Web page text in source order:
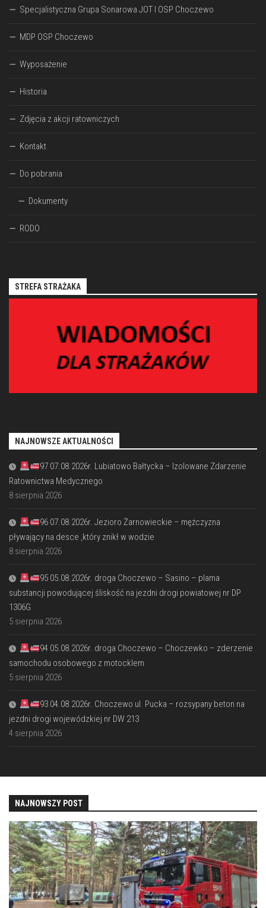
Specjalistyczna Grupa Sonarowa JOT I OSP Choczewo
MDP OSP Choczewo
Wyposażenie
Historia
Zdjęcia z akcji ratowniczych
Kontakt
Do pobrania
Dokumenty
RODO
STREFA STRAŻAKA
NAJNOWSZE AKTUALNOŚCI
97 07.08.2026r. Lubiatowo Bałtycka – Izolowane Zdarzenie
Ratownictwa Medycznego
8 sierpnia 2026
96 07.08.2026r. Jezioro Żarnowieckie – mężczyzna
pływający na desce ,który znikł w wodzie
8 sierpnia 2026
95 05.08.2026r. droga Choczewo – Sasino – plama
substancji powodującej śliskość na jezdni drogi powiatowej nr DP
1306G
5 sierpnia 2026
94 05.08.2026r. droga Choczewo – Choczewko – zderzenie
samochodu osobowego z motocklem
5 sierpnia 2026
93 04.08.2026r. Choczewo ul. Pucka – rozsypany beton na
jezdni drogi wojewódzkiej nr DW 213
4 sierpnia 2026
NAJNOWSZY POST